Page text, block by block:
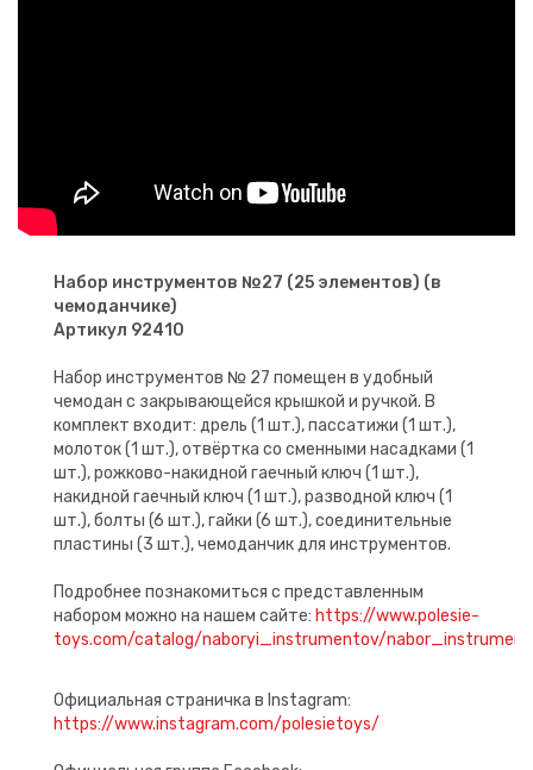
Набор инструментов №27 (25 элементов) (в
чемоданчике)
Артикул 92410
Набор инструментов № 27 помещен в удобный
чемодан с закрывающейся крышкой и ручкой. В
комплект входит: дрель (1 шт.), пассатижи (1 шт.),
молоток (1 шт.), отвёртка со сменными насадками (1
шт.), рожково-накидной гаечный ключ (1 шт.),
накидной гаечный ключ (1 шт.), разводной ключ (1
шт.), болты (6 шт.), гайки (6 шт.), соединительные
пластины (3 шт.), чемоданчик для инструментов.
Подробнее познакомиться с представленным
набором можно на нашем сайте: https://www.polesie-
toys.com/catalog/naboryi_instrumentov/
Официальная страничка в Instagram:
https://www.instagram.com/polesietoys/